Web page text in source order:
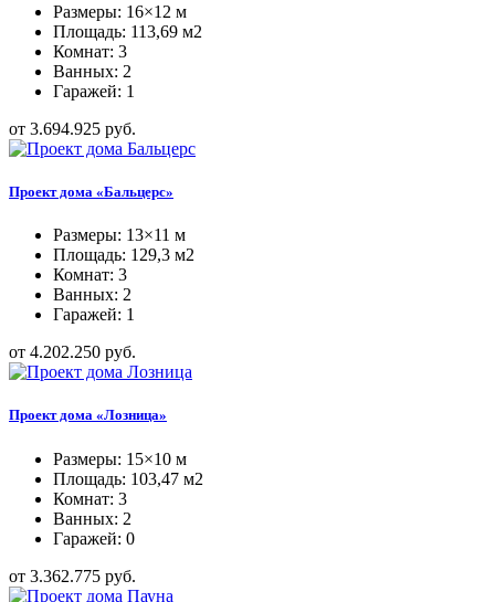
Размеры: 16×12 м
Площадь: 113,69 м2
Комнат: 3
Ванных: 2
Гаражей: 1
от 3.694.925 руб.
Проект дома «Бальцерс»
Размеры: 13×11 м
Площадь: 129,3 м2
Комнат: 3
Ванных: 2
Гаражей: 1
от 4.202.250 руб.
Проект дома «Лозница»
Размеры: 15×10 м
Площадь: 103,47 м2
Комнат: 3
Ванных: 2
Гаражей: 0
от 3.362.775 руб.